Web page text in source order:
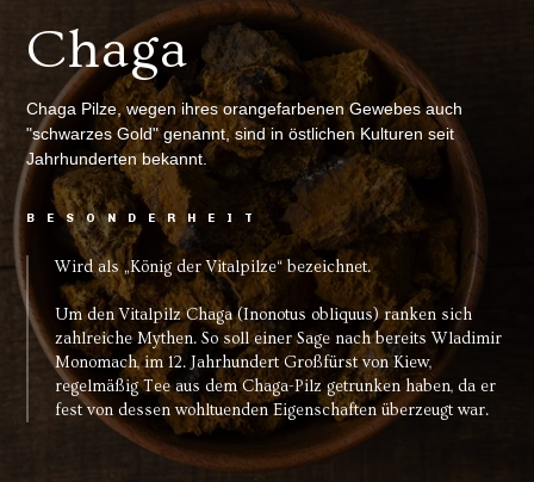
Chaga
Chaga Pilze, wegen ihres orangefarbenen Gewebes auch
"schwarzes Gold" genannt, sind in östlichen Kulturen seit
Jahrhunderten bekannt.
BESONDERHEIT
Wird als „König der Vitalpilze“ bezeichnet.
Um den Vitalpilz Chaga (Inonotus obliquus) ranken sich
zahlreiche Mythen. So soll einer Sage nach bereits Wladimir
Monomach, im 12. Jahrhundert Großfürst von Kiew,
regelmäßig Tee aus dem Chaga-Pilz getrunken haben, da er
fest von dessen wohltuenden Eigenschaften überzeugt war.